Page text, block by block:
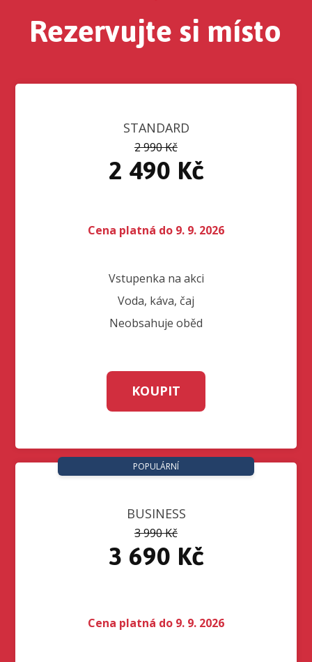
Rezervujte si místo
STANDARD
2 990 Kč
2 490 Kč
Cena platná do 9. 9. 2026
Vstupenka na akci
Voda, káva, čaj
Neobsahuje oběd
KOUPIT
BUSINESS
3 990 Kč
3 690 Kč
POPULÁRNÍ
Cena platná do 9. 9. 2026